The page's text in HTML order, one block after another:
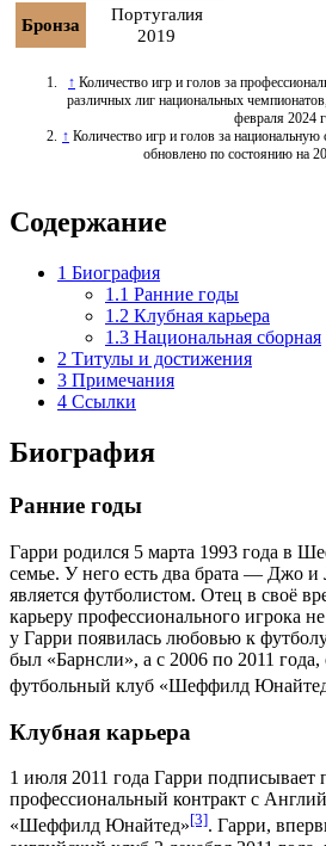
Бронза
Португалия
2019
↑ Количество игр и голов за
различных лиг национальных
февраля 2024
↑ Количество игр и голов за
обновлено по состоянию на
Содержание
1 Биография
1.1 Ранние годы
1.2 Клубная карьера
1.3 Национальная сборная
2 Титулы и достижения
3 Примечания
4 Ссылки
Биография
Ранние годы
Гарри родился 5 марта 1993 года в
семье. У него есть два брата — Джо и
является футболистом. Отец в своё
карьеру профессионального игрока
у Гарри появилась любовью к
был «Барнсли», а с 2006 по 2011 года,
футбольный клуб «Шеффилд
Клубная карьера
1 июля 2011 года Гарри подписывает
профессиональный контракт с
«Шеффилд Юнайтед»[3]. Гарри,